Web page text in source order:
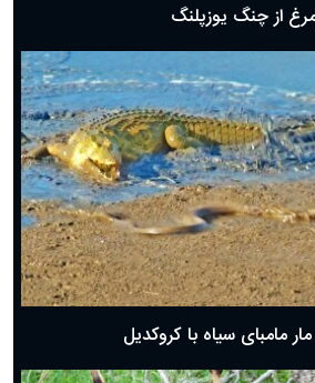
از چنگ یوزپلنگ
مار مامبای سیاه با کروکدیل